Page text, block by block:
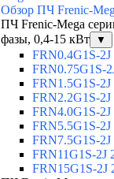
Обзор ПЧ Frenic-
ПЧ Frenic-Mega
фазы, 0,4-15 кВт
▼
FRN0.4G1S-
FRN0.75G1S-
FRN1.5G1S-
FRN2.2G1S-
FRN4.0G1S-
FRN5.5G1S-
FRN7.5G1S-
FRN11G1S-2J
FRN15G1S-2J